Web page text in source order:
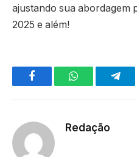
ajustando sua abordagem
2025 e além!
FacebookWhatsApp
Redação